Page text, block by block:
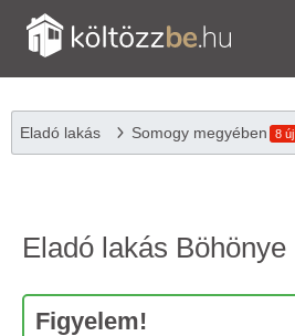
Eladó lakás Somogy megyében 8 új
Eladó lakás Böhönye
Figyelem!